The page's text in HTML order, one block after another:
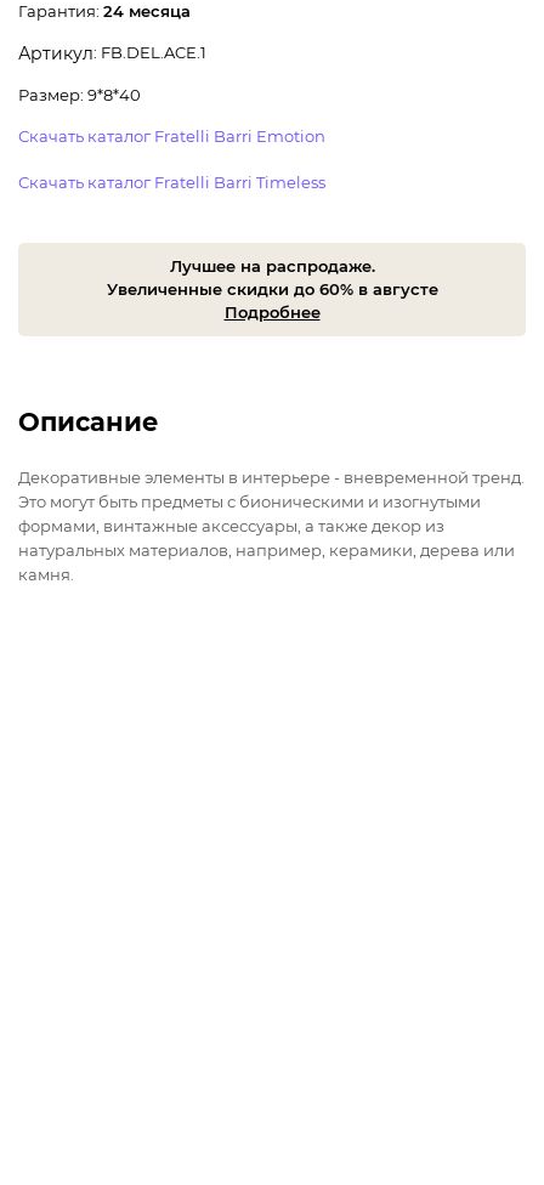
Гарантия: 24 месяца
Артикул: FB.DEL.ACE.1
Размер: 9*8*40
Скачать каталог Fratelli Barri Emotion
Скачать каталог Fratelli Barri Timeless
Лучшее на распродаже.
Увеличенные скидки до 60% в августе
Подробнее
Описание
Декоративные элементы в интерьере - вневременной тренд.
Это могут быть предметы с бионическими и изогнутыми
формами, винтажные аксессуары, а также декор из
натуральных материалов, например, керамики, дерева или
камня.